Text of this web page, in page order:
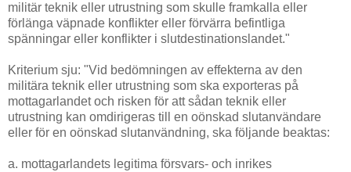
militär teknik eller utrustning som skulle framkalla eller
förlänga väpnade konflikter eller förvärra befintliga
spänningar eller konflikter i slutdestinationslandet."
Kriterium sju: "Vid bedömningen av effekterna av den
militära teknik eller utrustning som ska exporteras på
mottagarlandet och risken för att sådan teknik eller
utrustning kan omdirigeras till en oönskad slutanvändare
eller för en oönskad slutanvändning, ska följande beaktas:
a. mottagarlandets legitima försvars- och inrikes